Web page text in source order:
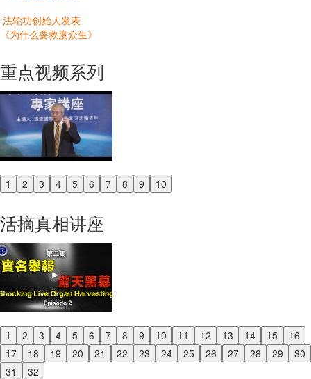
法轮功创始人发表
《为什么要救度众生》
重点视频系列
1 2 3 4 5 6 7 8 9 10
Previous
活摘真相讲座
1 2 3 4 5 6 7 8 9 10 11 12 13 14 15
16
17
18 19 20 21 22 23 24 25 26 27 28 29
30
31
32
Previous
Next